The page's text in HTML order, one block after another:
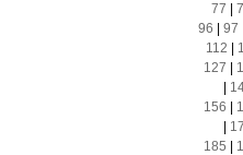
77
96
97
112
127
156
185